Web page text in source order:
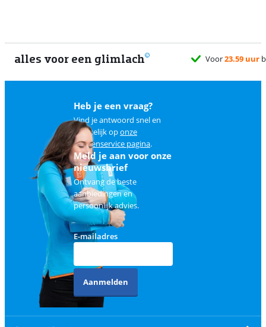
alles voor een glimlach
Heb je een vraag?
Vind je antwoord snel en
makkelijk oponze
klantenservice pagina.
Meld je aan voor onze
nieuwsbrief
Ontvang de beste
aanbiedingen en
persoonlijk advies.
E-mailadres
Aanmelden